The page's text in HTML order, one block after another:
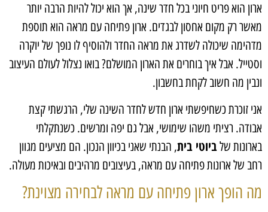
ארון הוא פריט חיוני בכל חדר שינה, אך הוא יכול להיות הרבה יותר
מאשר רק מקום אחסון לבגדים. ארון פתיחה עם מראה הוא תוספת
מדהימה שיכולה לשדרג את מראה החדר ולהוסיף לו נופך של יוקרה
וסטייל. אבל איך בוחרים את הארון המושלם? בואו נצלול לעולם העיצוב
ונבין מה חשוב לקחת בחשבון.
אני זוכרת כשחיפשתי ארון חדש לחדר השינה שלי, הרגשתי קצת
אבודה. רציתי משהו שימושי, אבל גם יפה ומרשים. כשנתקלתי
בארונות שלביוטי בית, הבנתי שאני בכיוון הנכון. הם מציעים מגוון
רחב של ארונות פתיחה עם מראה, בעיצובים מרהיבים ובאיכות מעולה.
מה הופך ארון פתיחה עם מראה לבחירה מצוינת?